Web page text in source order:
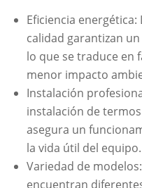
Eficiencia
calidad garantizan
lo que se traduce en
menor impacto
Instalación
instalación de
asegura un
la vida útil del equipo.
Variedad de
encuentran